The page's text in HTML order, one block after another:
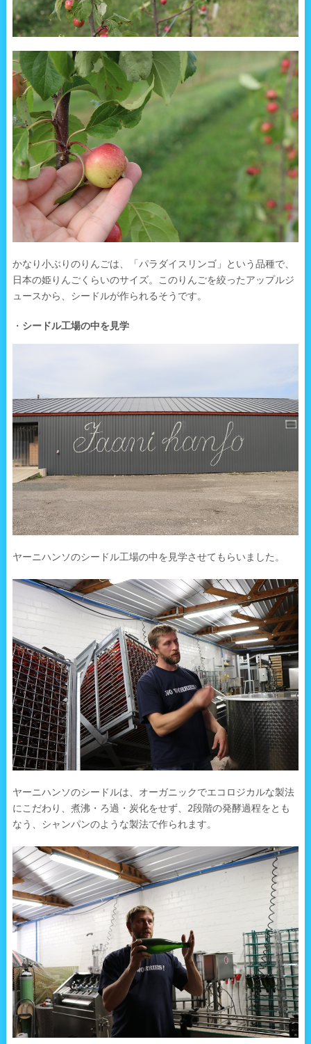
かなり小ぶりのりんごは、「パラダイスリンゴ」という品種で、
日本の姫りんごくらいのサイズ。このりんごを絞ったアップルジ
ュースから、シードルが作られるそうです。
・ シードル工場の中を見学
ヤーニハンソのシードル工場の中を見学させてもらいました。
ヤーニハンソのシードルは、オーガニックでエコロジカルな製法
にこだわり、煮沸・ろ過・炭化をせず、2段階の発酵過程をとも
なう、シャンパンのような製法で作られます。